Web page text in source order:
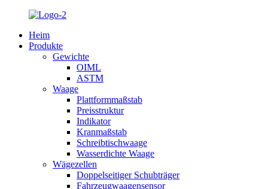
Heim
Produkte
Gewichte
OIML
ASTM
Waage
Plattformmaßstab
Preisstruktur
Indikator
Kranmaßstab
Schreibtischwaage
Wasserdichte Waage
Wägezellen
Doppelseitiger Schubträger
Fahrzeugwaagensensor